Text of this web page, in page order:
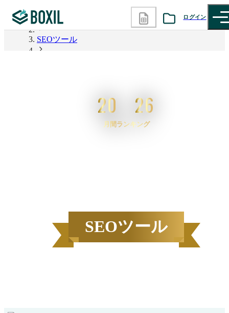
ログイン
カテゴリから探す
BOXILの使い方ガイド 情報掲載をご希望の方へ
BOXIL
SEOツール
20 26
月間ランキング
SEOツール